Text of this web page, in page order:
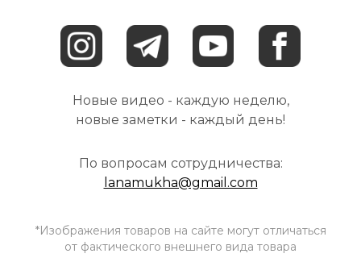
Новые видео - каждую неделю,
новые заметки - каждый день!
По вопросам сотрудничества:
lanamukha@gmail.com
*Изображения товаров на сайте могут отличаться
от фактического внешнего вида товара